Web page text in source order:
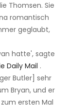
Thomsen. Sie
romantisch
geglaubt,
hatte', sagte
Daily Mail .
Butler] sehr
Bryan, und er
ersten Mal